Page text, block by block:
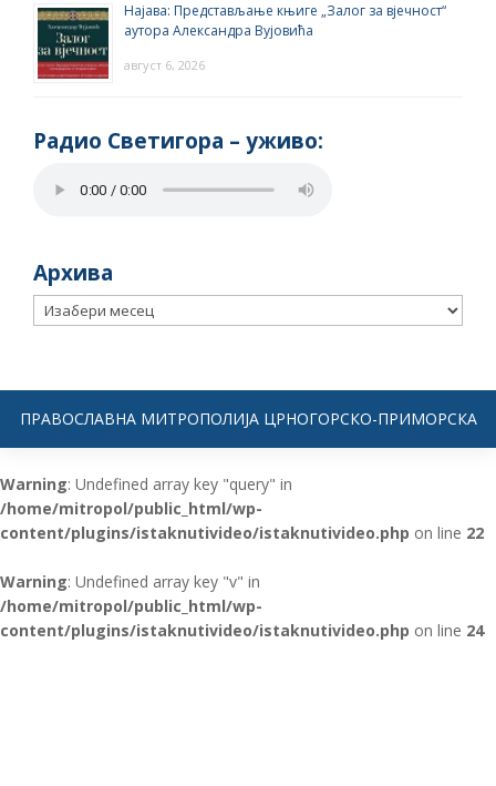
Најава: Представљање књиге „Залог за вјечност“
аутора Александра Вујовића
август 6, 2026
Радио Светигора – yживо:
Архива
Архива
ПРАВОСЛАВНА МИТРОПОЛИЈА ЦРНОГОРСКО-ПРИМОРСКА
Warning: Undefined array key "query" in
/home/mitropol/public_html/wp-
content/plugins/istaknutivideo/istaknutivideo.php on line 22
Warning: Undefined array key "v" in
/home/mitropol/public_html/wp-
content/plugins/istaknutivideo/istaknutivideo.php on line 24